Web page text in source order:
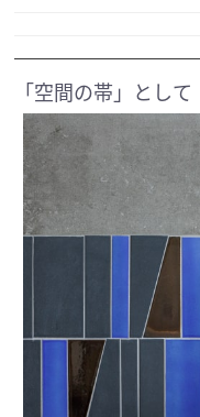
「空間の帯」として